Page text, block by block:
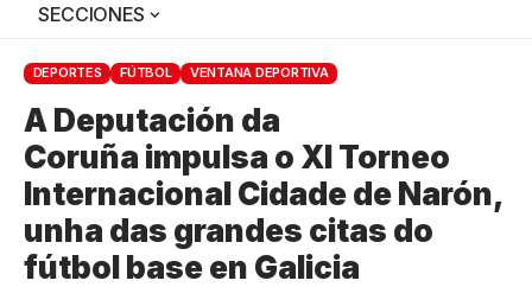
SECCIONES
DEPORTES FÚTBOL VENTANA DEPORTIVA
A Deputación da
Coruña impulsa o XI Torneo
Internacional Cidade de Narón,
unha das grandes citas do
fútbol base en Galicia